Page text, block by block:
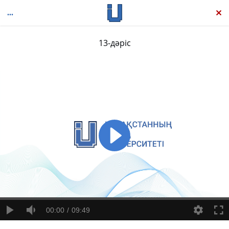
13-дәріс
00:00 09:49